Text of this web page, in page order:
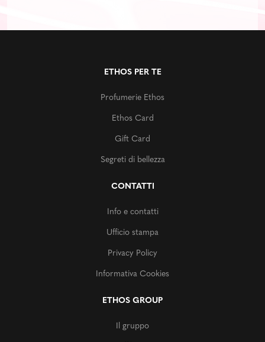
ETHOS PER TE
Profumerie Ethos
Ethos Card
Gift Card
Segreti di bellezza
CONTATTI
Info e contatti
Ufficio stampa
Privacy Policy
Informativa Cookies
ETHOS GROUP
Il gruppo